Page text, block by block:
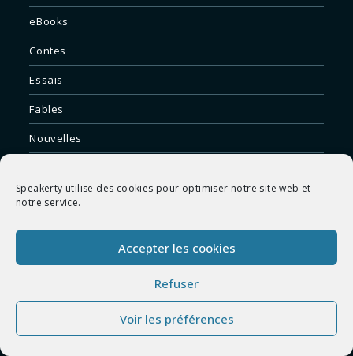
Speakerty utilise des cookies pour optimiser notre site web et
notre service.
Accepter les cookies
Refuser
Voir les préférences
eBooks
Contes
Essais
Fables
Nouvelles
Romans
VOS AUTEURS PRÉFÉRÉS
Charles Baudelaire
VOS RECUEILS PRÉFÉRÉS